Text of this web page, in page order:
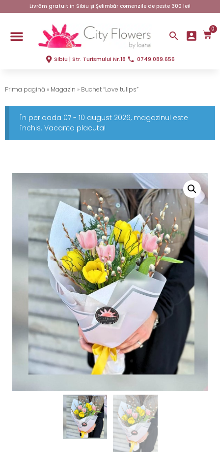
Livrăm gratuit în Sibiu și Șelimbăr comenzile de peste 300 lei!
0
Sibiu | Str. Turismului Nr.18 0749.089.656
Prima pagină » Magazin » Buchet “Love tulips”
În perioada 07 - 10 august 2026, magazinul este
închis. Vacanta placuta!